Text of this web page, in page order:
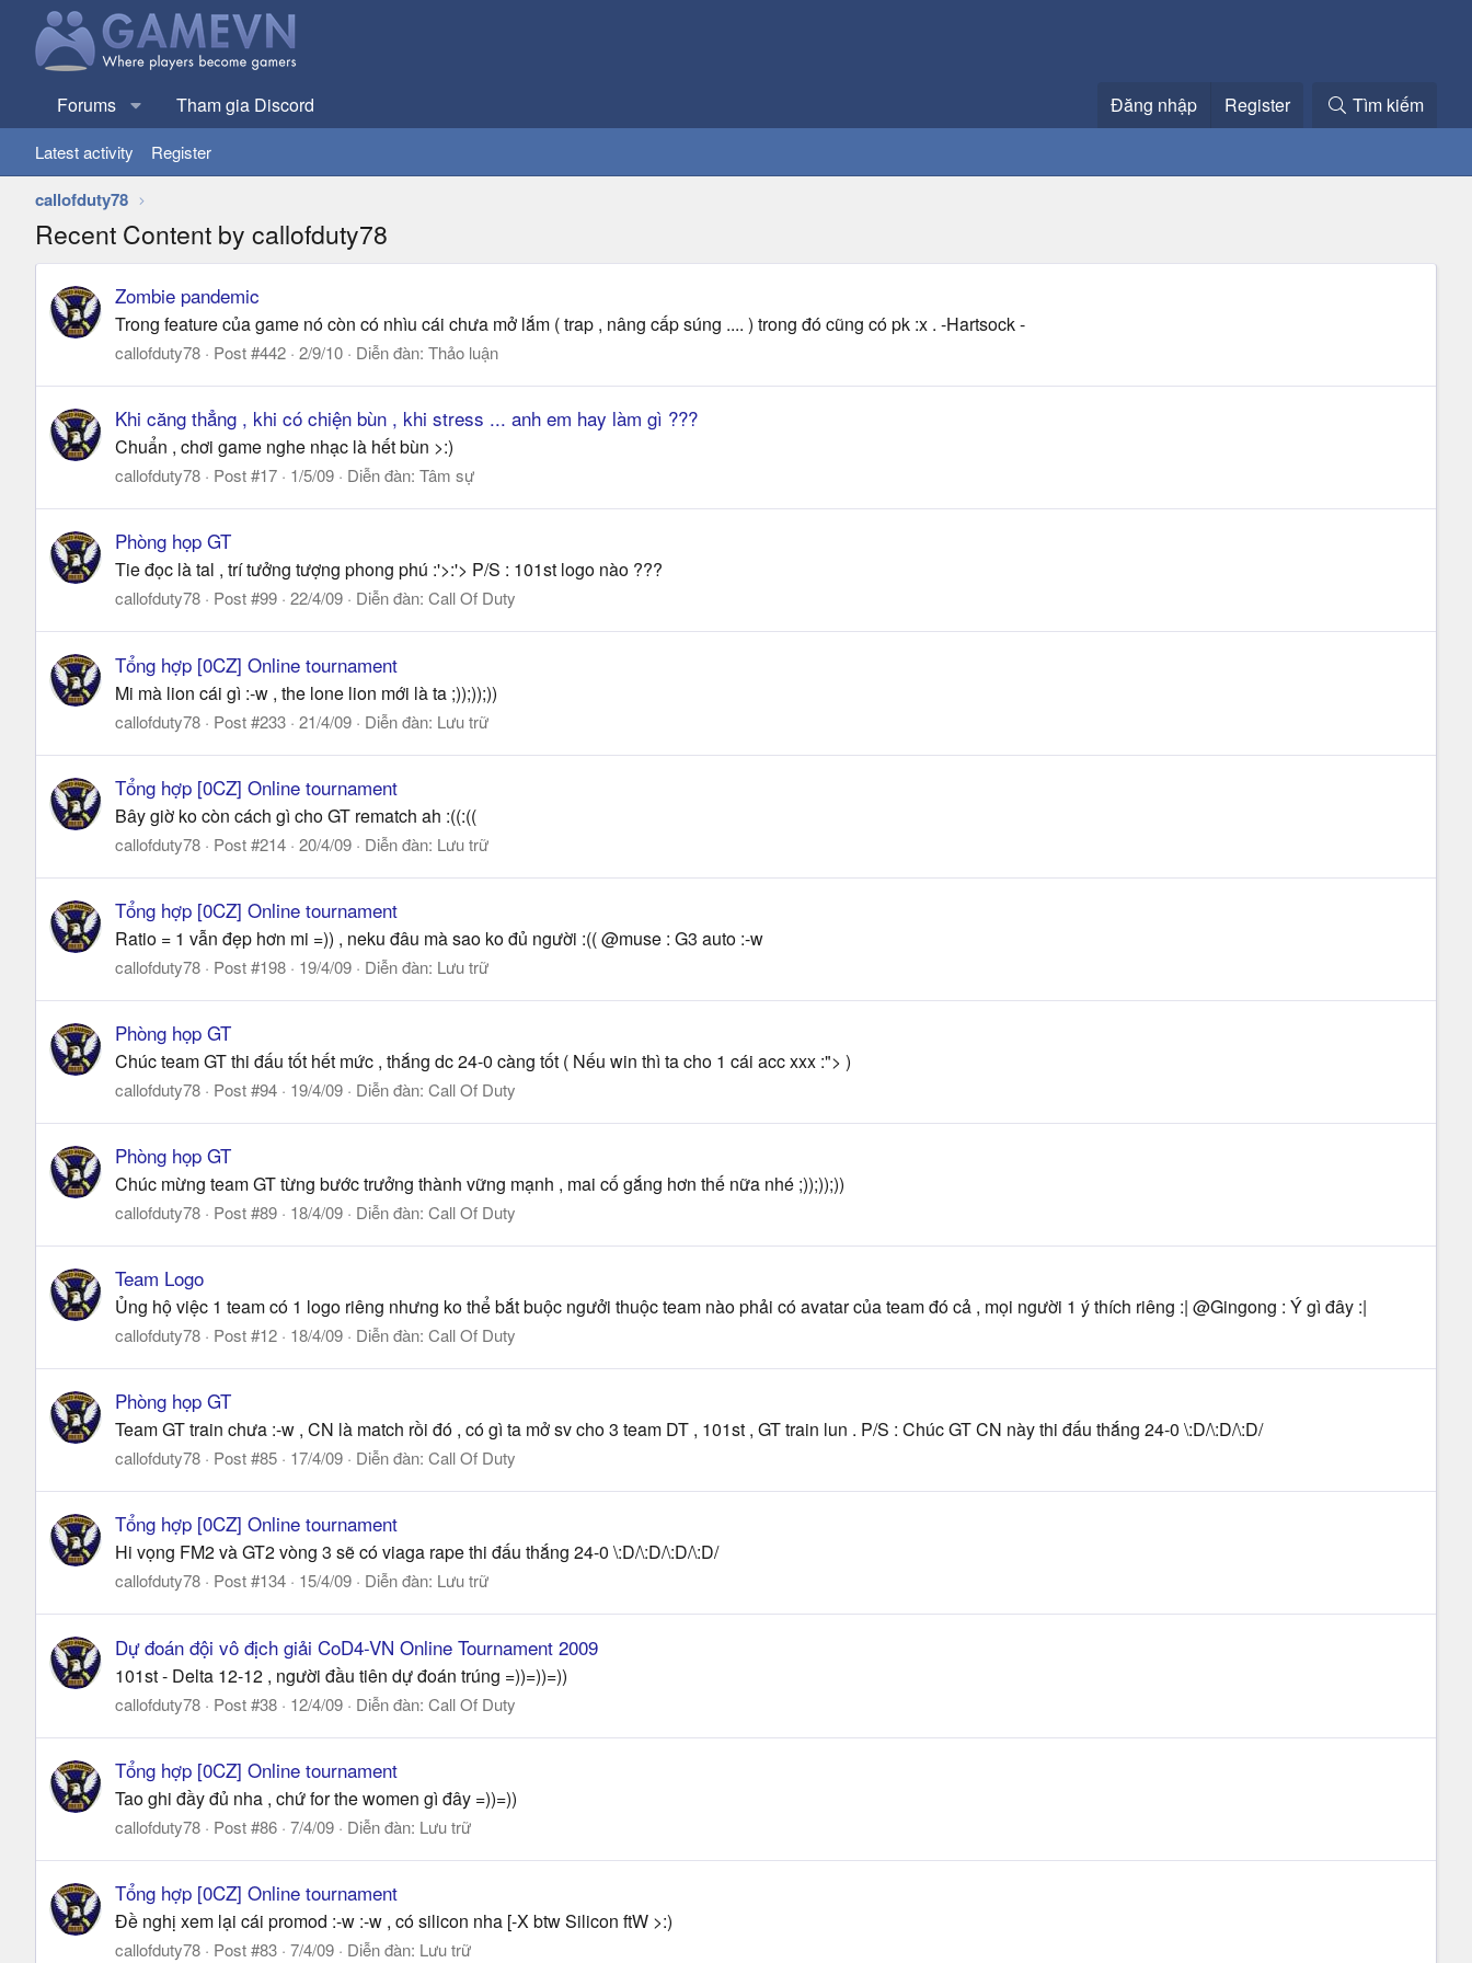
Forums Tham gia Discord Đăng nhập Register Tìm kiếm
Latest activity Register
callofduty78
Recent Content by callofduty78
Zombie pandemic
Trong feature của game nó còn có nhìu cái chưa mở lắm ( trap , nâng cấp súng .... ) trong đó cũng có pk :x . -Hartsock -
callofduty78 Post #442 2/9/10 Diễn đàn: Thảo luận
Khi căng thẳng , khi có chiện bùn , khi stress ... anh em hay làm gì ???
Chuẩn , chơi game nghe nhạc là hết bùn >:)
callofduty78 Post #17 1/5/09 Diễn đàn: Tâm sự
Phòng họp GT
Tie đọc là tal , trí tưởng tượng phong phú :'>:'> P/S : 101st logo nào ???
callofduty78 Post #99 22/4/09 Diễn đàn: Call Of Duty
Tổng hợp [0CZ] Online tournament
Mi mà lion cái gì :-w , the lone lion mới là ta ;));));))
callofduty78 Post #233 21/4/09 Diễn đàn: Lưu trữ
Tổng hợp [0CZ] Online tournament
Bây giờ ko còn cách gì cho GT rematch ah :((:((
callofduty78 Post #214 20/4/09 Diễn đàn: Lưu trữ
Tổng hợp [0CZ] Online tournament
Ratio = 1 vẫn đẹp hơn mi =)) , neku đâu mà sao ko đủ người :(( @muse : G3 auto :-w
callofduty78 Post #198 19/4/09 Diễn đàn: Lưu trữ
Phòng họp GT
Chúc team GT thi đấu tốt hết mức , thắng dc 24-0 càng tốt ( Nếu win thì ta cho 1 cái acc xxx :"> )
callofduty78 Post #94 19/4/09 Diễn đàn: Call Of Duty
Phòng họp GT
Chúc mừng team GT từng bước trưởng thành vững mạnh , mai cố gắng hơn thế nữa nhé ;));));))
callofduty78 Post #89 18/4/09 Diễn đàn: Call Of Duty
Team Logo
Ủng hộ việc 1 team có 1 logo riêng nhưng ko thể bắt buộc ngưởi thuộc team nào phải có avatar của team đó cả , mọi người 1 ý thích riêng :| @Gingong : Ý gì đây :|
callofduty78 Post #12 18/4/09 Diễn đàn: Call Of Duty
Phòng họp GT
Team GT train chưa :-w , CN là match rồi đó , có gì ta mở sv cho 3 team DT , 101st , GT train lun . P/S : Chúc GT CN này thi đấu thắng 24-0 \:D/\:D/\:D/
callofduty78 Post #85 17/4/09 Diễn đàn: Call Of Duty
Tổng hợp [0CZ] Online tournament
Hi vọng FM2 và GT2 vòng 3 sẽ có viaga rape thi đấu thắng 24-0 \:D/\:D/\:D/\:D/
callofduty78 Post #134 15/4/09 Diễn đàn: Lưu trữ
Dự đoán đội vô địch giải CoD4-VN Online Tournament 2009
101st - Delta 12-12 , người đầu tiên dự đoán trúng =))=))=))
callofduty78 Post #38 12/4/09 Diễn đàn: Call Of Duty
Tổng hợp [0CZ] Online tournament
Tao ghi đầy đủ nha , chứ for the women gì đây =))=))
callofduty78 Post #86 7/4/09 Diễn đàn: Lưu trữ
Tổng hợp [0CZ] Online tournament
Đề nghị xem lại cái promod :-w :-w , có silicon nha [-X btw Silicon ftW >:)
callofduty78 Post #83 7/4/09 Diễn đàn: Lưu trữ